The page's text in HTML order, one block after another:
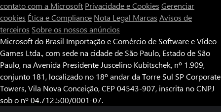
contato com a Microsoft Privacidade e Cookies Gerenciar
cookies Ética e Compliance Nota Legal Marcas Avisos de
terceiros Sobre os nossos anúncios
Microsoft do Brasil Importação e Comércio de Software e Vídeo
Games Ltda., com sede na cidade de São Paulo, Estado de São
Paulo, na Avenida Presidente Juscelino Kubitschek, nº 1.909,
conjunto 181, localizado no 18º andar da Torre Sul SP Corporate
Towers, Vila Nova Conceição, CEP 04543-907, inscrita no CNPJ
sob o nº 04.712.500/0001-07.